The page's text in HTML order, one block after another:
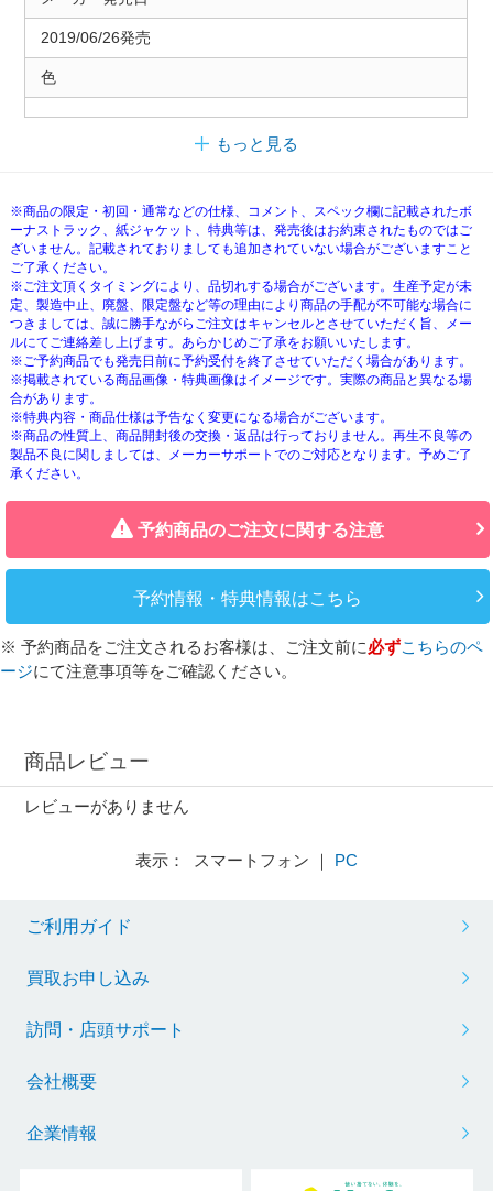
2019/06/26発売
色
もっと見る
※商品の限定・初回・通常などの仕様、コメント、スペック欄に記載されたボ
ーナストラック、紙ジャケット、特典等は、発売後はお約束されたものではご
ざいません。記載されておりましても追加されていない場合がございますこと
ご了承ください。
※ご注文頂くタイミングにより、品切れする場合がございます。生産予定が未
定、製造中止、廃盤、限定盤など等の理由により商品の手配が不可能な場合に
つきましては、誠に勝手ながらご注文はキャンセルとさせていただく旨、メー
ルにてご連絡差し上げます。あらかじめご了承をお願いいたします。
※ご予約商品でも発売日前に予約受付を終了させていただく場合があります。
※掲載されている商品画像・特典画像はイメージです。実際の商品と異なる場
合があります。
※特典内容・商品仕様は予告なく変更になる場合がございます。
※商品の性質上、商品開封後の交換・返品は行っておりません。再生不良等の
製品不良に関しましては、メーカーサポートでのご対応となります。予めご了
承ください。
予約商品のご注文に関する注意
予約情報・特典情報はこちら
※ 予約商品をご注文されるお客様は、ご注文前に必ずこちらのペ
ージにて注意事項等をご確認ください。
商品レビュー
レビューがありません
表示： スマートフォン ｜ PC
ご利用ガイド
買取お申し込み
訪問・店頭サポート
会社概要
企業情報